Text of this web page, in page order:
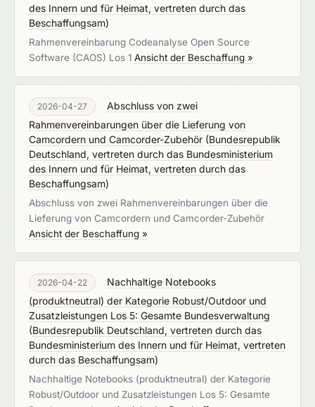
des Innern und für Heimat, vertreten durch das
Beschaffungsam)
Rahmenvereinbarung Codeanalyse Open Source
Software (CAOS) Los 1 Ansicht der Beschaffung »
2026-04-27
Abschluss von zwei
Rahmenvereinbarungen über die Lieferung von
Camcordern und Camcorder-Zubehör (Bundesrepublik
Deutschland, vertreten durch das Bundesministerium
des Innern und für Heimat, vertreten durch das
Beschaffungsam)
Abschluss von zwei Rahmenvereinbarungen über die
Lieferung von Camcordern und Camcorder-Zubehör
Ansicht der Beschaffung »
2026-04-22
Nachhaltige Notebooks
(produktneutral) der Kategorie Robust/Outdoor und
Zusatzleistungen Los 5: Gesamte Bundesverwaltung
(Bundesrepublik Deutschland, vertreten durch das
Bundesministerium des Innern und für Heimat, vertreten
durch das Beschaffungsam)
Nachhaltige Notebooks (produktneutral) der Kategorie
Robust/Outdoor und Zusatzleistungen Los 5: Gesamte